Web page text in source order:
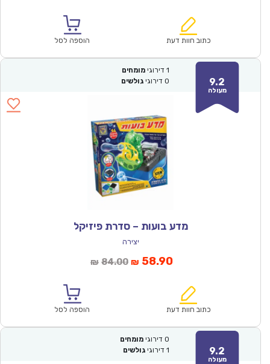
₪84.00.
הוא:
כתוב חוות דעת הוספה לסל
9.2
מעולה
1 דירוגי מומחים
0 דירוגי גולשים
מדע בועות – סדרת פיזיקל
יצירה
₪ 84.00המחיר
₪84.00.
₪ 58.90המחיר
הוא:
כתוב חוות דעת הוספה לסל
9.2
מעולה
0 דירוגי מומחים
1 דירוגי גולשים